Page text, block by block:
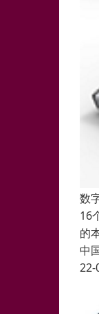
数
16
的
中
22-